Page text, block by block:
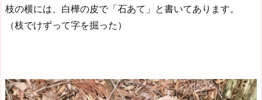
枝の横には、白樺の皮で「石あて」と書いてあります。
（枝でけずって字を掘った）